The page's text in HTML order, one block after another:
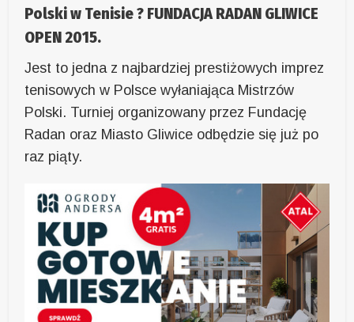
Polski w Tenisie ? FUNDACJA RADAN GLIWICE
OPEN 2015.
Jest to jedna z najbardziej prestiżowych imprez
tenisowych w Polsce wyłaniająca Mistrzów
Polski. Turniej organizowany przez Fundację
Radan oraz Miasto Gliwice odbędzie się już po
raz piąty.